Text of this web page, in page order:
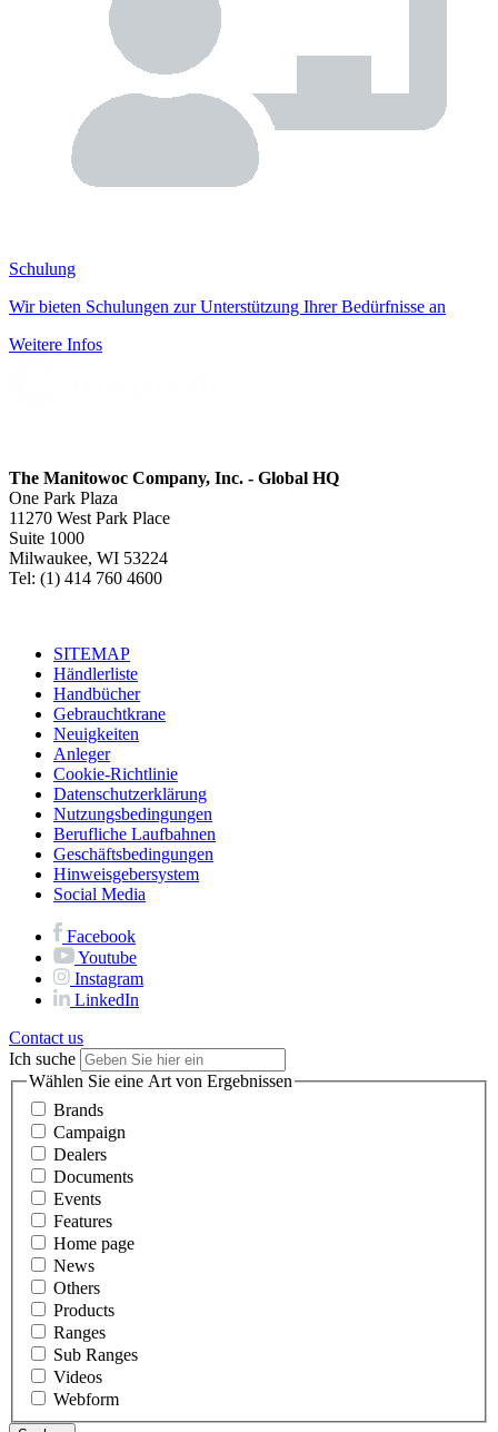
Schulung
Wir bieten Schulungen zur Unterstützung Ihrer Bedürfnisse an
Weitere Infos
The Manitowoc Company, Inc. - Global HQ
One Park Plaza
11270 West Park Place
Suite 1000
Milwaukee, WI 53224
Tel: (1) 414 760 4600
SITEMAP
Händlerliste
Handbücher
Gebrauchtkrane
Neuigkeiten
Anleger
Cookie-Richtlinie
Datenschutzerklärung
Nutzungsbedingungen
Berufliche Laufbahnen
Geschäftsbedingungen
Hinweisgebersystem
Social Media
Facebook
Youtube
Instagram
LinkedIn
Contact us
Ich suche
Wählen Sie eine Art von Ergebnissen
Brands
Campaign
Dealers
Documents
Events
Features
Home page
News
Others
Products
Ranges
Sub Ranges
Videos
Webform